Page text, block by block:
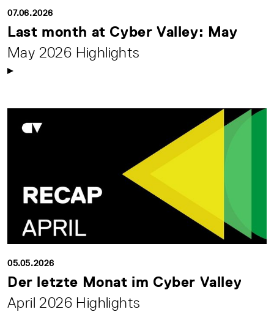
07.06.2026
Last month at Cyber Valley: May
May 2026 Highlights
05.05.2026
Der letzte Monat im Cyber Valley
April 2026 Highlights